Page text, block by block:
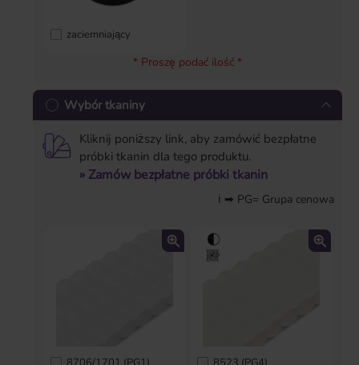
zaciemniający
* Proszę podać ilość *
Wybór tkaniny
Kliknij poniższy link, aby zamówić bezpłatne
próbki tkanin dla tego produktu.
» Zamów bezpłatne próbki tkanin
ℹ ➡ PG= Grupa cenowa